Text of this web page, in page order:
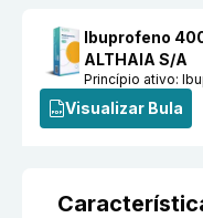
Ibuprofeno
ALTHAIA S/A
Princípio ativo:
Visualizar Bula